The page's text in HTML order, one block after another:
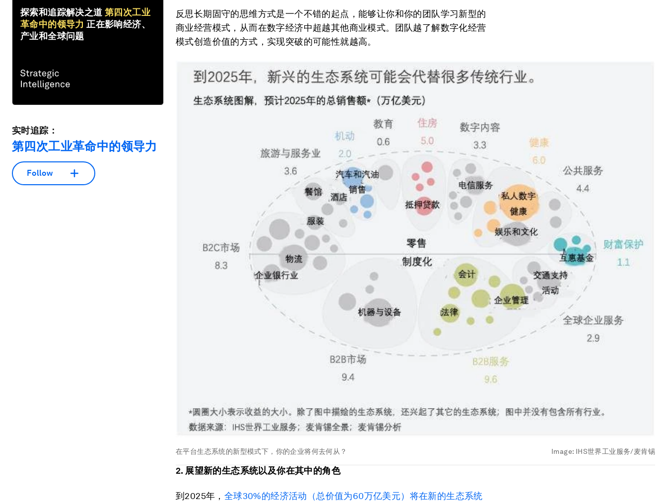
探索和追踪解决之道 第四次工业
革命中的领导力 正在影响经济、
产业和全球问题
实时追踪：
第四次工业革命中的领导力
Follow
反思长期固守的思维方式是一个不错的起点，能够让你和你的团队学习新型的
商业经营模式，从而在数字经济中超越其他商业模式。团队越了解数字化经营
模式创造价值的方式，实现突破的可能性就越高。
在平台生态系统的新型模式下，你的企业将何去何从？ Image: IHS世界工业服务/麦肯锡
2. 展望新的生态系统以及你在其中的角色
到2025年， 全球30%的经济活动（总价值为60万亿美元）将在新的生态系统